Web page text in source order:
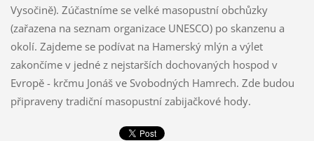
Vysočině). Zúčastníme se velké masopustní obchůzky
(zařazena na seznam organizace UNESCO) po skanzenu a
okolí. Zajdeme se podívat na Hamerský mlýn a výlet
zakončíme v jedné z nejstarších dochovaných hospod v
Evropě - krčmu Jonáš ve Svobodných Hamrech. Zde budou
připraveny tradiční masopustní zabijačkové hody.